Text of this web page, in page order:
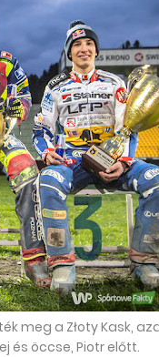
meg a Złoty Kask,
és öccse, Piotr előtt.